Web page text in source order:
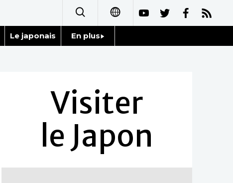
繁體字
Español
العربية
Le japonais En plus
Personnages
Chroniques
Visiter
le Japon